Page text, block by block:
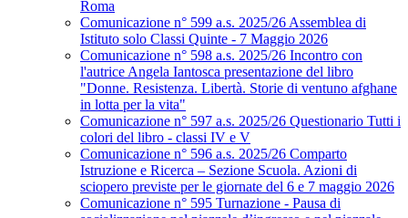
Roma
Comunicazione n° 599 a.s. 2025/26 Assemblea di
Istituto solo Classi Quinte - 7 Maggio 2026
Comunicazione n° 598 a.s. 2025/26 Incontro con
l'autrice Angela Iantosca presentazione del libro
"Donne. Resistenza. Libertà. Storie di ventuno afghane
in lotta per la vita"
Comunicazione n° 597 a.s. 2025/26 Questionario Tutti i
colori del libro - classi IV e V
Comunicazione n° 596 a.s. 2025/26 Comparto
Istruzione e Ricerca – Sezione Scuola. Azioni di
sciopero previste per le giornate del 6 e 7 maggio 2026
Comunicazione n° 595 Turnazione - Pausa di